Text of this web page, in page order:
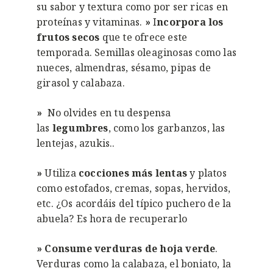
su sabor y textura como por ser ricas en
proteínas y vitaminas. » Incorpora los
frutos secos que te ofrece este
temporada. Semillas oleaginosas como las
nueces, almendras, sésamo, pipas de
girasol y calabaza.
» No olvides en tu despensa
las legumbres, como los garbanzos, las
lentejas, azukis..
» Utiliza cocciones más lentasy platos
como estofados, cremas, sopas, hervidos,
etc. ¿Os acordáis del típico puchero de la
abuela? Es hora de recuperarlo
» Consume verduras de hoja verde.
Verduras como la calabaza, el boniato, la